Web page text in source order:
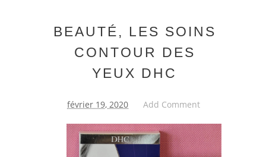
BEAUTÉ, LES SOINS
CONTOUR DES
YEUX DHC
février 19, 2020 Add Comment